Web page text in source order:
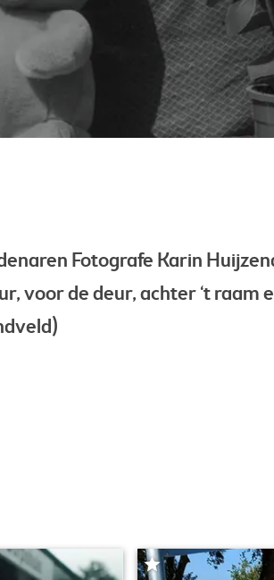
Fotografe Karin
voor de deur, achter ‘t raam